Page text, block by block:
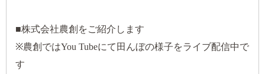
■株式会社農創をご紹介します
※農創ではYou Tubeにて田んぼの様子をライブ配信中で
す